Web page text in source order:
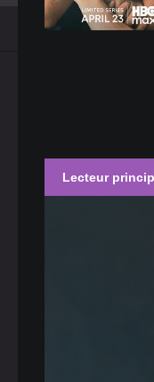
Lecteur